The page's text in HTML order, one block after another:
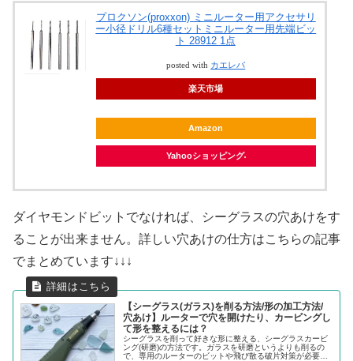
プロクソン(proxxon) ミニルーター用アクセサリ
ー小径ドリル6種セットミニルーター用先端ビッ
ト 28912 1点
posted with カエレバ
楽天市場
Amazon
Yahooショッピング
ダイヤモンドビットでなければ、シーグラスの穴あけをす
ることが出来ません。詳しい穴あけの仕方はこちらの記事
でまとめています↓↓↓
【シーグラス(ガラス)を削る方法/形の加工方法/
穴あけ】ルーターで穴を開けたり、カービングし
て形を整えるには？
シーグラスを削って好きな形に整える、シーグラスカービ
ング(研磨)の方法です。ガラスを研磨というよりも削るの
で、専用のルーターのビットや飛び散る破片対策が必要に